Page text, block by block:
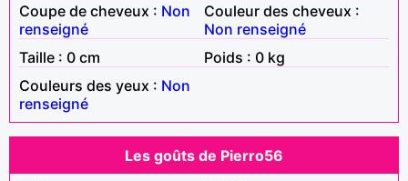
Coupe de cheveux : Non
renseigné
Couleur des cheveux :
Non renseigné
Taille : 0 cm
Poids : 0 kg
Couleurs des yeux : Non
renseigné
Les goûts de Pierro56